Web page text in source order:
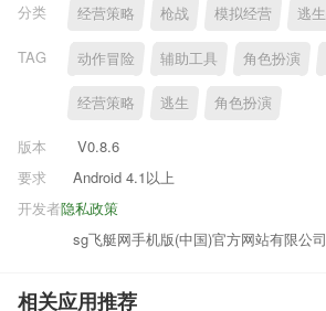
分类
经营策略 枪战 模拟经营 逃生
TAG 动作冒险 辅助工具 角色扮演
经营策略 逃生 角色扮演
版本
V0.8.6
要求
Android 4.1以上
隐私政策
开发者
sg飞艇网手机版(中国)官方网站有限公司
相关应用推荐